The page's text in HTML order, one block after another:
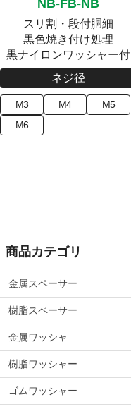
NB-FB-NB
スリ割・段付胴細
黒色焼き付け処理
黒ナイロンワッシャー付
ネジ径
M3 M4
M5
M6
商品カテゴリ
金属スペーサー
樹脂スペーサー
金属ワッシャ―
樹脂ワッシャー
ゴムワッシャー